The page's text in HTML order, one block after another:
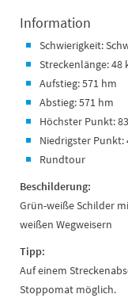
Information
Schwierigkeit:
Streckenlänge: 48
Aufstieg: 571 hm
Abstieg: 571 hm
Höchster Punkt:
Niedrigster Punkt:
Rundtour
Beschilderung:
Grün-weiße Schilder
weißen Wegweisern
Tipp:
Auf einem
Stoppomat möglich.